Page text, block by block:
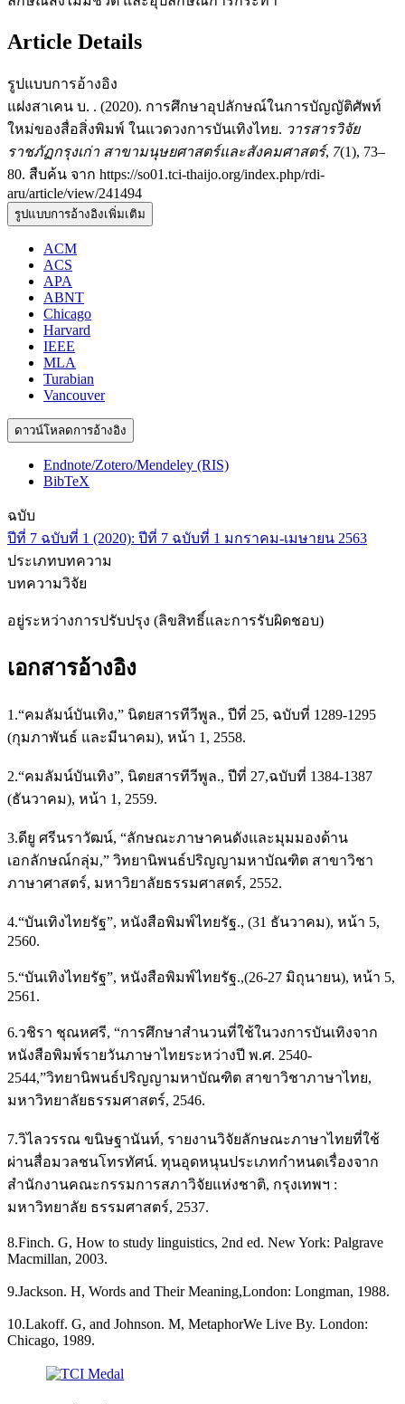
Article Details
รูปแบบการอ้างอิง
แฝงสาเคน บ. . (2020). การศึกษาอุปลักษณ์ในการบัญญัติศัพท์
ใหม่ของสื่อสิ่งพิมพ์ ในแวดวงการบันเทิงไทย. วารสารวิจัย
ราชภัฏกรุงเก่า สาขามนุษยศาสตร์และสังคมศาสตร์, 7(1), 73–
80. สืบค้น จาก https://so01.tci-thaijo.org/index.php/rdi-
aru/article/view/241494
รูปแบบการอ้างอิงเพิ่มเติม
ACM
ACS
APA
ABNT
Chicago
Harvard
IEEE
MLA
Turabian
Vancouver
ดาวน์โหลดการอ้างอิง
Endnote/Zotero/Mendeley (RIS)
BibTeX
ฉบับ
ปีที่ 7 ฉบับที่ 1 (2020): ปีที่ 7 ฉบับที่ 1 มกราคม-เมษายน 2563
ประเภทบทความ
บทความวิจัย
อยู่ระหว่างการปรับปรุง (ลิขสิทธิ์และการรับผิดชอบ)
เอกสารอ้างอิง
1.“คมลัมน์บันเทิง,” นิตยสารทีวีพูล., ปีที่ 25, ฉบับที่ 1289-1295
(กุมภาพันธ์ และมีนาคม), หน้า 1, 2558.
2.“คมลัมน์บันเทิง”, นิตยสารทีวีพูล., ปีที่ 27,ฉบับที่ 1384-1387
(ธันวาคม), หน้า 1, 2559.
3.ดียู ศรีนราวัฒน์, “ลักษณะภาษาคนดังและมุมมองด้าน
เอกลักษณ์กลุ่ม,” วิทยานิพนธ์ปริญญามหาบัณฑิต สาขาวิชา
ภาษาศาสตร์, มหาวิยาลัยธรรมศาสตร์, 2552.
4.“บันเทิงไทยรัฐ”, หนังสือพิมพ์ไทยรัฐ., (31 ธันวาคม), หน้า 5,
2560.
5.“บันเทิงไทยรัฐ”, หนังสือพิมพ์ไทยรัฐ.,(26-27 มิถุนายน), หน้า 5,
2561.
6.วชิรา ชุณหศรี, “การศึกษาสำนวนที่ใช้ในวงการบันเทิงจาก
หนังสือพิมพ์รายวันภาษาไทยระหว่างปี พ.ศ. 2540-
2544,”วิทยานิพนธ์ปริญญามหาบัณฑิต สาขาวิชาภาษาไทย,
มหาวิทยาลัยธรรมศาสตร์, 2546.
7.วิไลวรรณ ขนิษฐานันท์, รายงานวิจัยลักษณะภาษาไทยที่ใช้
ผ่านสื่อมวลชนโทรทัศน์. ทุนอุดหนุนประเภทกำหนดเรื่องจาก
สำนักงานคณะกรรมการสภาวิจัยแห่งชาติ, กรุงเทพฯ :
มหาวิทยาลัย ธรรมศาสตร์, 2537.
8.Finch. G, How to study linguistics, 2nd ed. New York: Palgrave
Macmillan, 2003.
9.Jackson. H, Words and Their Meaning,London: Longman, 1988.
10.Lakoff. G, and Johnson. M, MetaphorWe Live By. London:
Chicago, 1989.